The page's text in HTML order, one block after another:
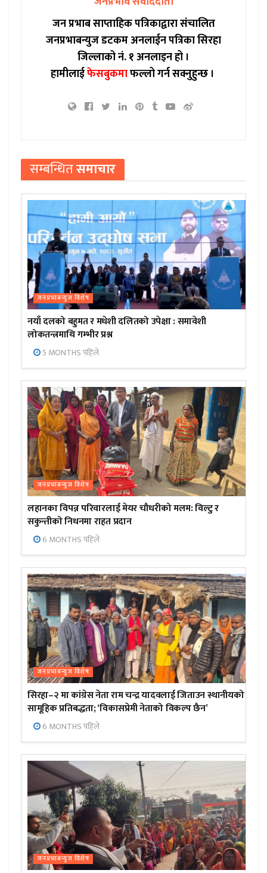
जन प्रभाब साप्ताहिक पत्रिकाद्वारा संचालित
जनप्रभाबन्युज डटकम अनलाईन पत्रिका सिरहा
जिल्लाको नं. १ अनलाइन हो ।
हामीलाईफेसबुकमाफल्लो गर्न सक्नुहुन्छ ।
सम्बन्धितसमाचार
जनप्रभाबन्युज विशेष
नयाँ दलको बहुमत र मधेशी दलितको उपेक्षा : समावेशी
लोकतन्त्रमाथि गम्भीर प्रश्न
5 MONTHS पहिले
जनप्रभाबन्युज विशेष
लहानका विपन्न परिवारलाई मेयर चौधरीको मलम: विल्टु र
सकुन्तीको निधनमा राहत प्रदान
6 MONTHS पहिले
जनप्रभाबन्युज विशेष
सिरहा–२ मा कांग्रेस नेता राम चन्द्र यादवलाई जिताउन स्थानीयको
सामूहिक प्रतिबद्धता; ‘विकासप्रेमी नेताको विकल्प छैन’
6 MONTHS पहिले
जनप्रभाबन्युज विशेष